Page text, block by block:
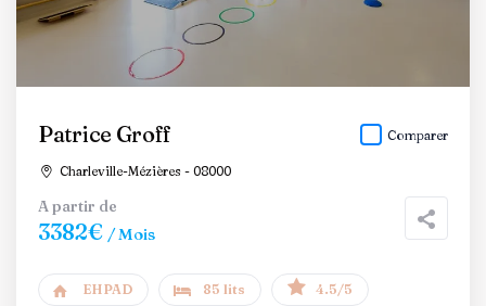
Patrice Groff
Charleville-Mézières - 08000
Comparer
A partir de
3382€ / Mois
EHPAD 85 lits 4.5/5